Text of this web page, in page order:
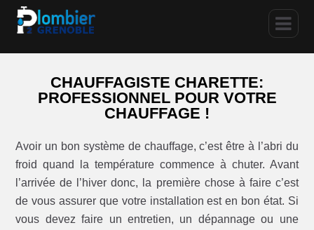
CHAUFFAGISTE CHARETTE:
PROFESSIONNEL POUR VOTRE
CHAUFFAGE !
Avoir un bon système de chauffage, c’est être à l’abri du
froid quand la température commence à chuter. Avant
l’arrivée de l’hiver donc, la première chose à faire c’est
de vous assurer que votre installation est en bon état. Si
vous devez faire un entretien, un dépannage ou une